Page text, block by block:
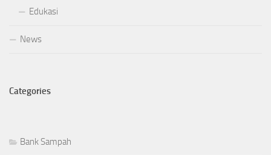
Edukasi
News
Categories
Bank Sampah